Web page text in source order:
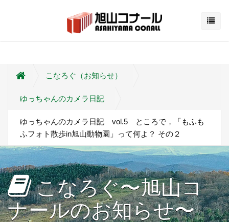
こなろぐ（お知らせ）
ゆっちゃんのカメラ日記
ゆっちゃんのカメラ日記 vol.5 ところで，「もふも
ふフォト散歩in旭山動物園」って何よ？ その２
こなろぐ〜旭山コ
ナールのお知らせ〜